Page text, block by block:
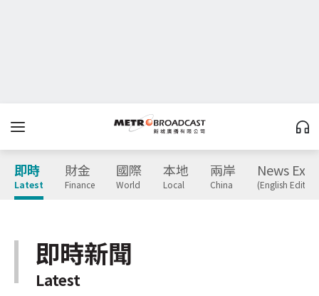
即時
Latest
財金
Finance
國際
World
本地
Local
兩岸
China
News
(English
即時新聞
Latest